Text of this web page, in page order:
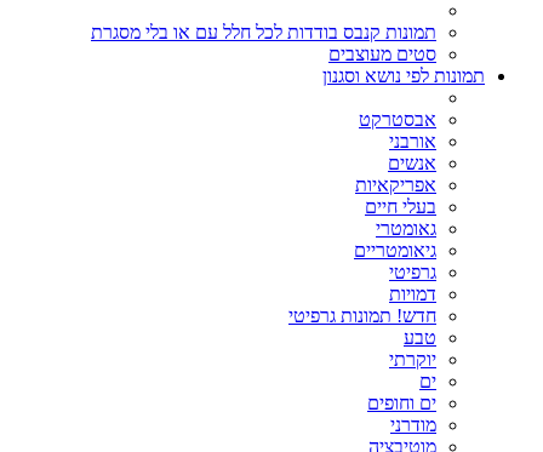
תמונות קנבס בודדות לכל חלל עם או בלי מסגרת
סטים מעוצבים
תמונות לפי נושא וסגנון
אבסטרקט
אורבני
אנשים
אפריקאיות
בעלי חיים
גאומטרי
גיאומטריים
גרפיטי
דמויות
חדש! תמונות גרפיטי
טבע
יוקרתי
ים
ים וחופים
מודרני
מוטיבציה